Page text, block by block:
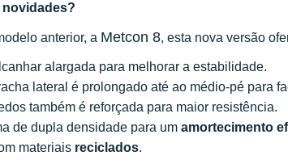
novidades?
anterior, a Metcon 8, esta nova versão
alargada para melhorar a estabilidade.
lateral é prolongado até ao médio-pé para
também é reforçada para maior resistência.
de dupla densidade para um amortecimento
materiais reciclados.